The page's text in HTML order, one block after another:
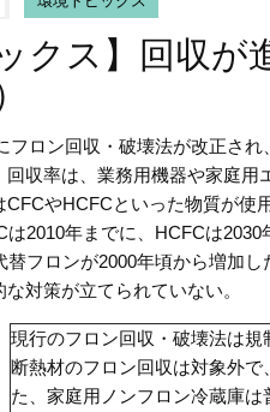
クス】回収
フロン回収・破壊法が改正さ
収率は、業務用機器や家庭
CFCやHCFCといった物質が使
は2010年までに、HCFCは
フロンが2000年頃から増加
対策が立てられていない。
現行のフロン回収・破壊法は
断熱材のフロン回収は対象外
た、家庭用ノンフロン冷蔵庫